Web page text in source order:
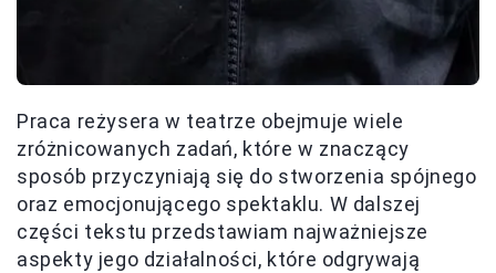
Praca reżysera w teatrze obejmuje wiele
zróżnicowanych zadań, które w znaczący
sposób przyczyniają się do stworzenia spójnego
oraz emocjonującego spektaklu. W dalszej
części tekstu przedstawiam najważniejsze
aspekty jego działalności, które odgrywają